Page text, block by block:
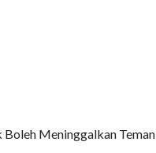
Boleh Meninggalkan Teman